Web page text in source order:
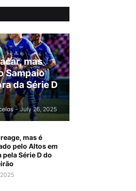
mas
Sampaio
da Série D
- July 26, 2025
mas é
pelo Altos em
Série D do